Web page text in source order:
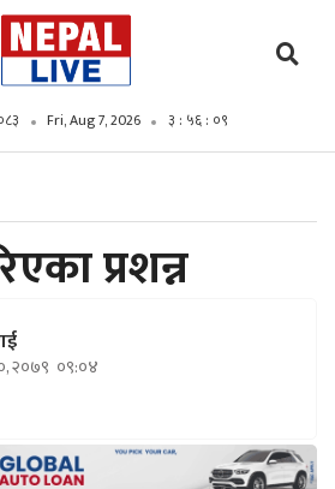
Fri, Aug 7, 2026 ३ : ५६ : १०
प्रशन्न
२०७९ ०९:०४